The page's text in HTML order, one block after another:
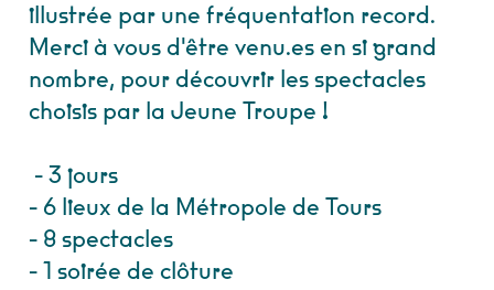
illustrée par une fréquentation record.
Merci à vous d'être venu.es en si grand
nombre, pour découvrir les spectacles
choisis par la Jeune Troupe !
- 3 jours
- 6 lieux de la Métropole de Tours
- 8 spectacles
- 1 soirée de clôture